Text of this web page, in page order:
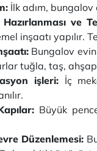
İlk adım, bungalov
Hazırlanması ve
inşaatı yapılır.
Bungalov
tuğla, taş,
işleri: İç
Büyük
Düzenlemesi: